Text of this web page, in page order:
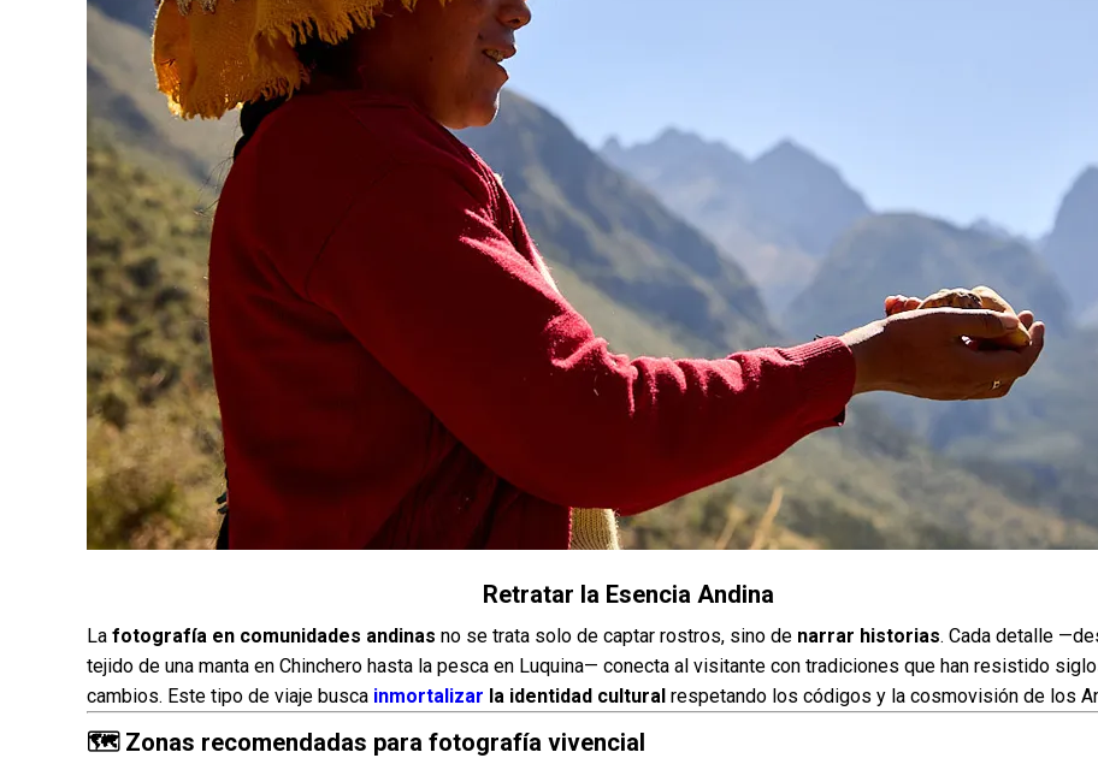
Retratar la Esencia Andina
La fotografía en comunidades andinas no se trata solo de captar rostros, sino de narrar historias. Cada detalle
tejido de una manta en Chinchero hasta la pesca en Luquina— conecta al visitante con tradiciones que han resistido
cambios. Este tipo de viaje busca inmortalizar la identidad cultural respetando los códigos y la cosmovisión de los
🗺 Zonas recomendadas para fotografía vivencial